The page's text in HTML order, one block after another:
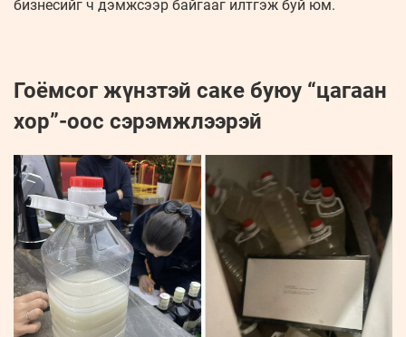
бизнесийг ч дэмжсээр байгааг илтгэж буй юм.
Гоёмсог жүнзтэй саке буюу “цагаан
хор”-оос сэрэмжлээрэй